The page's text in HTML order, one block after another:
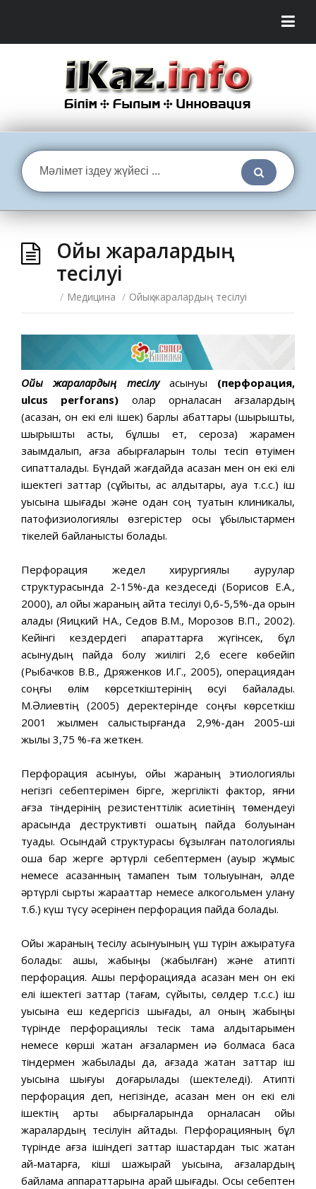
Ойық жаралардың
тесілуі
/ Медицина / Ойық жаралардың тесілуі
Ойық жаралардың тесілуасқынуы (перфорация,
ulcus
perforans) олар орналасқан ағзалардың
(асқазан, он екі елі ішек) барлық қабаттары (шырышты,
шырышты асты, бұлшық ет, сероза) жарамен
зақымдалып, ағза қабырғаларын толық тесіп өтуімен
сипатталады. Бүндай жағдайда асқазан мен он екі елі
ішектегі заттар (сұйықтық, ас қалдықтары, ауа т.с.с.) іш
қуысына шығады және одан соң туатын клиникалық,
патофизиологиялық өзгерістер осы құбылыстармен
тікелей байланысты болады.
Перфорация жедел хирургиялық аурулар
структурасында 2-15%-да кездеседі (Борисов Е.А.,
2000), ал ойық жараның қайта тесілуі 0,6-5,5%-да орын
алады (Яицкий НА., Седов В.М., Морозов В.П., 2002).
Кейінгі кездердегі ақпараттарға жүгінсек, бұл
асқынудың пайда болу жиілігі 2,6 есеге көбейіп
(Рыбачков В.В., Дряженков И.Г., 2005), операциядан
соңғы өлім көрсеткіштерінің өсуі байқалады.
М.Әлиевтің (2005) деректерінде соңғы көрсеткіш
2001 жылмен салыстырғанда 2,9%-дан 2005-ші
жылы 3,75 %-ға жеткен.
Перфорация асқынуы, ойық жараның этиологиялық
негізгі себептерімен бірге, жергілікті фактор, яғни
ағза тіндерінің резистенттілік қасиетінің төмендеуі
арқасында деструктивті ошақтың пайда болуынан
туады. Осындай структурасы бұзылған патологиялық
ошақ бар жерге әртүрлі себептермен (ауыр жұмыс
немесе асқазанның тамақпен тым толыуынан, әлде
әртүрлі сыртқы жарақаттар немесе алкогольмен улану
т.б.) күш түсу әсерінен перфорация пайда болады.
Ойық жараның тесілу асқынуының үш түрін ажыратуға
болады: ашық, жабыңқы (жабылған) және атипті
перфорация. Ашық перфорацияда асқазан мен он екі
елі ішектегі заттар (тағам, сүйықтық, сөлдер т.с.с.) іш
қуысына еш кедергісіз шығады, ал оның жабыңқы
түрінде перфорациялық тесік тамақ қалдықтарымен
немесе көрші жатқан ағзалармен иә болмаса басқа
тіндермен жабылады да, ағзада жатқан заттар іш
қуысына шығуы доғарылады (шектеледі). Атипті
перфорация деп, негізінде, асқазан мен он екі елі
ішектің артқы қабырғаларында орналасқан ойық
жаралардың тесілуін айтады. Перфорацияның бұл
түрінде ағза ішіндегі заттар ішастардан тыс жатқан
ай-мақтарға, кіші шажырқай қуысына, ағзалардың
байлама аппараттарына қарай шығады. Осы себептен